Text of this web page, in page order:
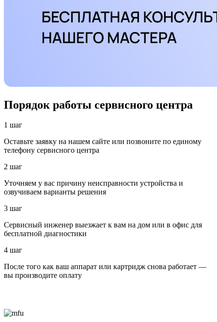
Порядок работы сервисного центра
1 шаг
Оставьте заявку на нашем сайте или позвоните по единому
телефону сервисного центра
2 шаг
Уточняем у вас причину неисправности устройства и
озвучиваем варианты решения
3 шаг
Сервисный инженер выезжает к вам на дом или в офис для
бесплатной диагностики
4 шаг
После того как ваш аппарат или картридж снова работает —
вы производите оплату